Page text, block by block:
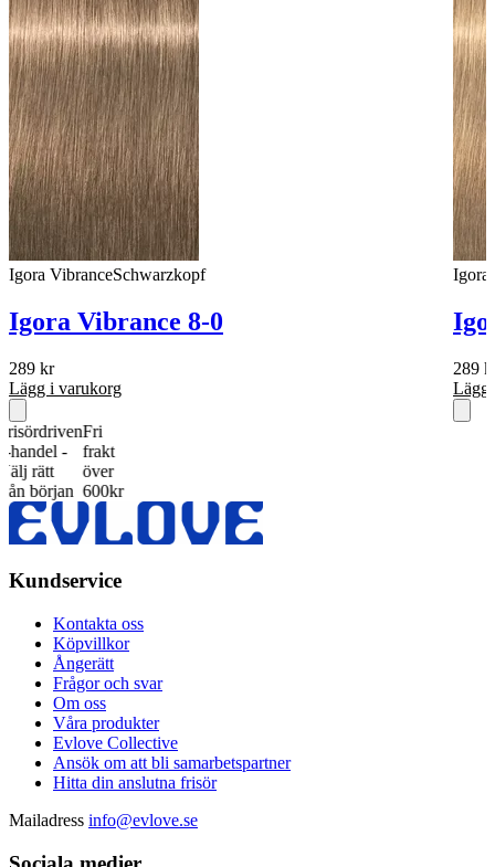
Igora VibranceSchwarzkopf
Igora Vibrance 8-0
289 kr
Lägg i varukorg
Igora
289
Lägg
-
Fri
frakt
över
600kr
Kundservice
Kontakta oss
Köpvillkor
Ångerätt
Frågor och svar
Om oss
Våra produkter
Evlove Collective
Ansök om att bli samarbetspartner
Hitta din anslutna frisör
Mailadress info@evlove.se